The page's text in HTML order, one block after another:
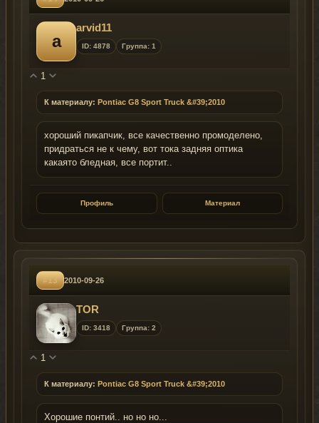
a
arvid11
ID: 4878 Группа: 1
1
К материалу: Pontiac G8 Sport Truck &#39;2010
хороший пикапчик, все качественно промоделено,
придраться не к чему, вот тока задняя оптика
какаято бледная, все портит..
Профиль Материал
#13 2010-09-26
TOR
ID: 3418 Группа: 2
1
К материалу: Pontiac G8 Sport Truck &#39;2010
Хорошие понтий.. но но но...